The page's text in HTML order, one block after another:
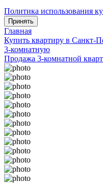
Политика использования
Принять
Главная
Купить квартиру в Санкт-
3-комнатную
Продажа 3-комнатной